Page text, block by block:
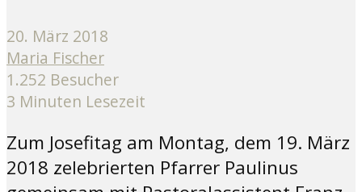
20. März 2018
Maria Fischer
1.252 Besucher
3 Minuten Lesezeit
Zum Josefitag am Montag, dem 19. März
2018 zelebrierten Pfarrer Paulinus